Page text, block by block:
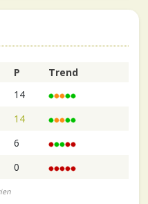
P
Trend
14
14
6
0